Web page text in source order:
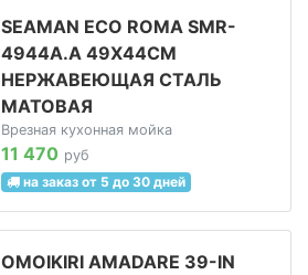
SEAMAN ECO ROMA SMR-
4944A.A 49Х44СМ
НЕРЖАВЕЮЩАЯ СТАЛЬ
МАТОВАЯ
Врезная кухонная мойка
11 470 руб
на заказ от 5 до 30 дней
OMOIKIRI AMADARE 39-IN